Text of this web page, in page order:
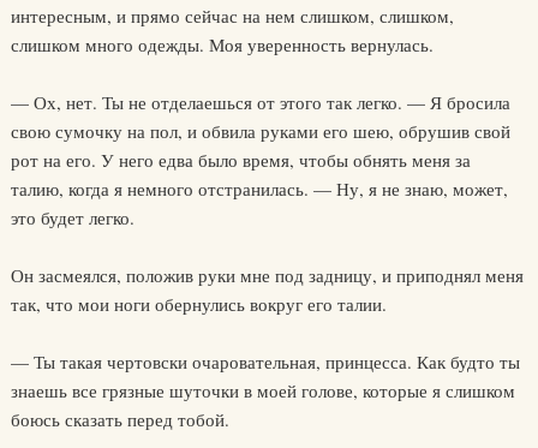
интересным, и прямо сейчас на нем слишком, слишком,
слишком много одежды. Моя уверенность вернулась.
— Ох, нет. Ты не отделаешься от этого так легко. — Я бросила
свою сумочку на пол, и обвила руками его шею, обрушив свой
рот на его. У него едва было время, чтобы обнять меня за
талию, когда я немного отстранилась. — Ну, я не знаю, может,
это будет легко.
Он засмеялся, положив руки мне под задницу, и приподнял меня
так, что мои ноги обернулись вокруг его талии.
— Ты такая чертовски очаровательная, принцесса. Как будто ты
знаешь все грязные шуточки в моей голове, которые я слишком
боюсь сказать перед тобой.